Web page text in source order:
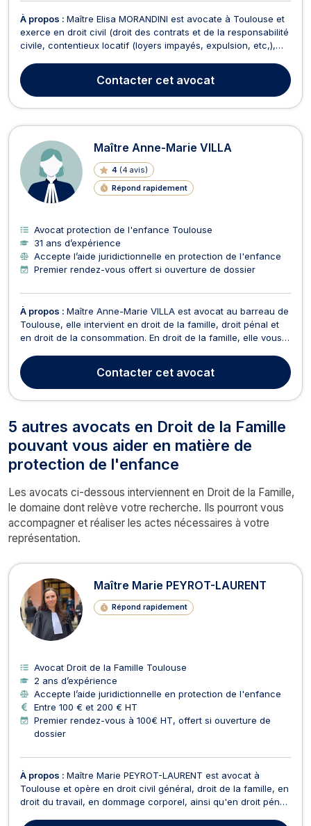
À propos : Maître Elisa MORANDINI est avocate à Toulouse et
exerce en droit civil (droit des contrats et de la responsabilité
civile, contentieux locatif (loyers impayés, expulsion, etc,),
de créances), en droit de la famille (séparation, divorce,
pension alimentaire, résid...
Contacter cet avocat
Maître Anne-Marie VILLA
4 (4 avis)
Répond rapidement
Avocat protection de l'enfance Toulouse
31 ans d’expérience
Accepte l’aide juridictionnelle en protection de l'enfance
Premier rendez-vous offert si ouverture de dossier
À propos : Maître Anne-Marie VILLA est avocat au barreau de
Toulouse, elle intervient en droit de la famille, droit pénal et
en droit de la consommation. En droit de la famille, elle vous
qu'un divorce, une contestation de paternité, une recherche
de filiation, une annulation d...
Contacter cet avocat
5 autres avocats en Droit de la Famille
pouvant vous aider en matière de
protection de l'enfance
Les avocats ci-dessous interviennent en Droit de la Famille,
le domaine dont relève votre recherche. Ils pourront vous
accompagner et réaliser les actes nécessaires à votre
représentation.
Maître Marie PEYROT-LAURENT
Répond rapidement
Avocat Droit de la Famille Toulouse
2 ans d’expérience
Accepte l’aide juridictionnelle en protection de l'enfance
Entre 100 € et 200 € HT
Premier rendez-vous à 100€ HT, offert si ouverture de
dossier
À propos : Maître Marie PEYROT-LAURENT est avocat à
Toulouse et opère en droit civil général, droit de la famille, en
droit du travail, en dommage corporel, ainsi qu'en droit pénal.